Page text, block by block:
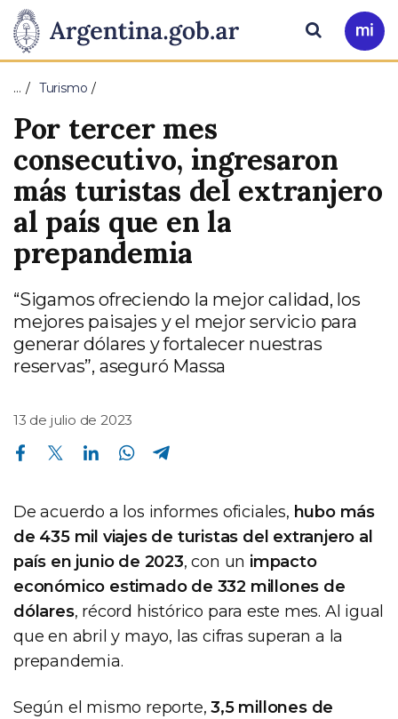
Presidencia
de
la
Nación
Pasar al contenido principal
Ir
a
Buscar
… Turismo
Por tercer mes
consecutivo, ingresaron
más turistas del extranjero
al país que en la
prepandemia
“Sigamos ofreciendo la mejor calidad, los
mejores paisajes y el mejor servicio para
generar dólares y fortalecer nuestras
reservas”, aseguró Massa
13 de julio de 2023
Compartir en Facebook Compartir en Twitter Compartir en Linkedin Compartir en Whatsapp
De acuerdo a los informes oficiales, hubo más
de 435 mil viajes de turistas del extranjero al
país en junio de 2023, con un impacto
económico estimado de 332 millones de
dólares, récord histórico para este mes. Al igual
que en abril y mayo, las cifras superan a la
prepandemia.
Según el mismo reporte,3,5 millones de